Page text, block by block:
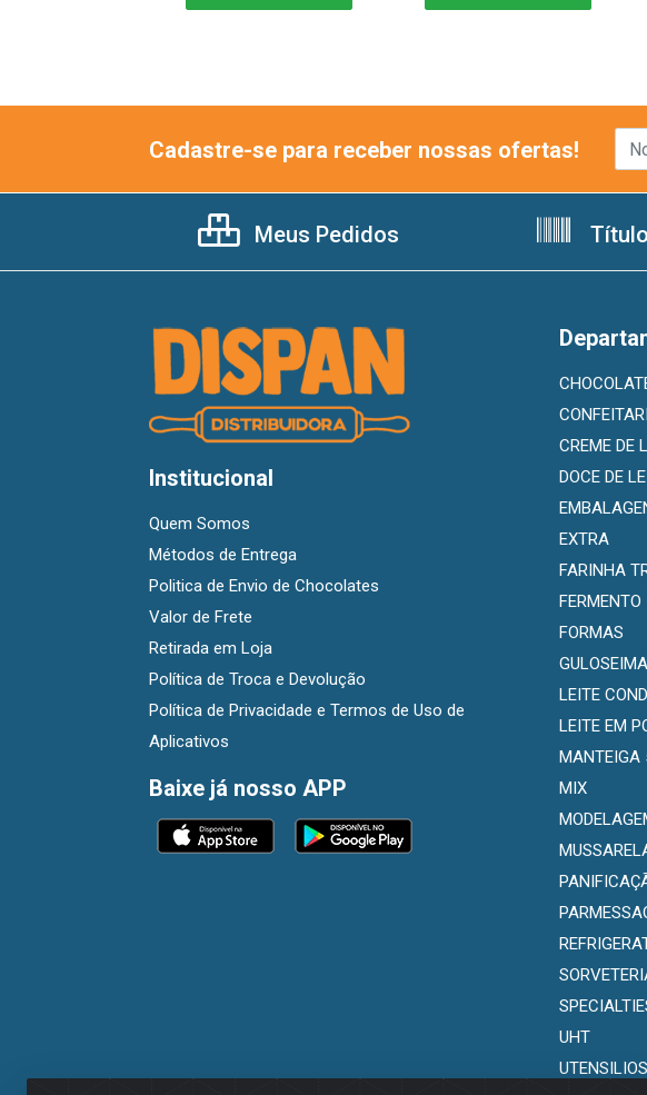
Cadastre-se para receber nossas ofertas!
Meus Pedidos
Institucional
Quem Somos
Métodos de Entrega
Politica de Envio de Chocolates
Valor de Frete
Retirada em Loja
Política de Troca e Devolução
Política de Privacidade e Termos de Uso de
Aplicativos
Baixe já nosso APP
CREME DE
DOCE DE
EXTRA
FARINHA
FERMENTO
FORMAS
LEITE
LEITE EM
MANTEIGA
MIX
UHT
UTENSILIOS